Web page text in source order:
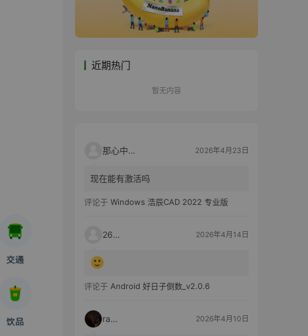
近期热门
暂无内容
那心中的话 2026年4月23日
现在能有激活吗
评论于 Windows 浩辰CAD 2022 专业版
2603 2026年4月14日
评论于 Android 好日子倒数_v2.0.6
raka 2026年4月10日